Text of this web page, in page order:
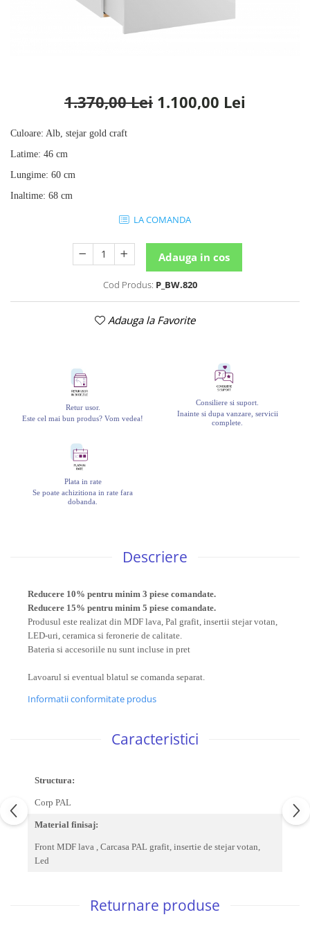
1.370,00 Lei 1.100,00 Lei
Culoare: Alb, stejar gold craft
Latime: 46 cm
Lungime: 60 cm
Inaltime: 68 cm
LA COMANDA
Adauga in cos
Cod Produs: P_BW.820
Adauga la Favorite
Retur usor.
Este cel mai bun produs? Vom vedea!
Consiliere si suport.
Inainte si dupa vanzare, servicii
complete.
Plata in rate
Se poate achizitiona in rate fara
dobanda.
Descriere
Reducere 10% pentru minim 3 piese comandate.
Reducere 15% pentru minim 5 piese comandate.
Produsul este realizat din MDF lava, Pal grafit, insertii stejar votan,
LED-uri, ceramica si feronerie de calitate.
Bateria si accesoriile nu sunt incluse in pret
Lavoarul si eventual blatul se comanda separat.
Informatii conformitate produs
Caracteristici
Structura:
Corp PAL
Material finisaj:
Front MDF lava , Carcasa PAL grafit, insertie de stejar votan,
Led
Returnare produse